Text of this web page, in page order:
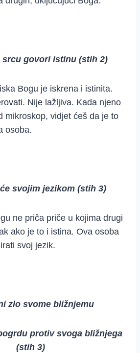
srcu govori istinu (stih 2)
Bogu je iskrena i istinita.
Nije lažljiva. Kada njeno
mikroskop, vidjet ćeš da je to
osoba.
svojim jezikom (stih 3)
ne priča priče u kojima drugi
ako je to i istina. Ova osoba
svoj jezik.
zlo svome bližnjemu
protiv svoga bližnjega
(stih 3)